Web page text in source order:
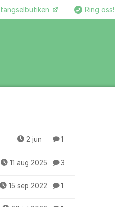
Ring oss!
2 jun 1
11 aug 2025 3
15 sep 2022 1